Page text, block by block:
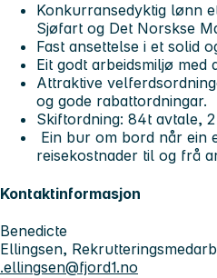
Konkurransedyktig lønn
Sjøfart og Det Norskse
Fast ansettelse i et solid
Eit godt arbeidsmiljø med
Attraktive
og gode rabattordningar.
Skiftordning: 84t avtale,
Ein bur om bord når ein
reisekostnader til og frå
Kontaktinformasjon
Benedicte
Ellingsen,
.ellingsen@fjord1.no